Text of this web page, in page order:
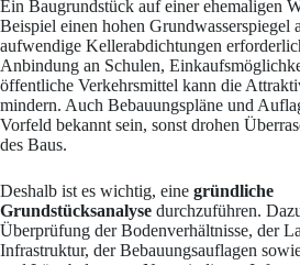
Ein Baugrundstück auf einer ehemaligen
Beispiel einen hohen Grundwasserspiegel
aufwendige Kellerabdichtungen
Anbindung an Schulen,
öffentliche Verkehrsmittel kann die
mindern. Auch Bebauungspläne und
Vorfeld bekannt sein, sonst drohen
des Baus.
Deshalb ist es wichtig, eine gründliche
Grundstücksanalyse durchzuführen.
Überprüfung der Bodenverhältnisse, der
Infrastruktur, der Bebauungsauflagen